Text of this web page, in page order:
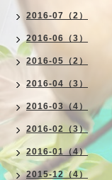
2016-07（2）
2016-06（3）
2016-05（2）
2016-04（3）
2016-03（4）
2016-02（3）
2016-01（4）
2015-12（4）